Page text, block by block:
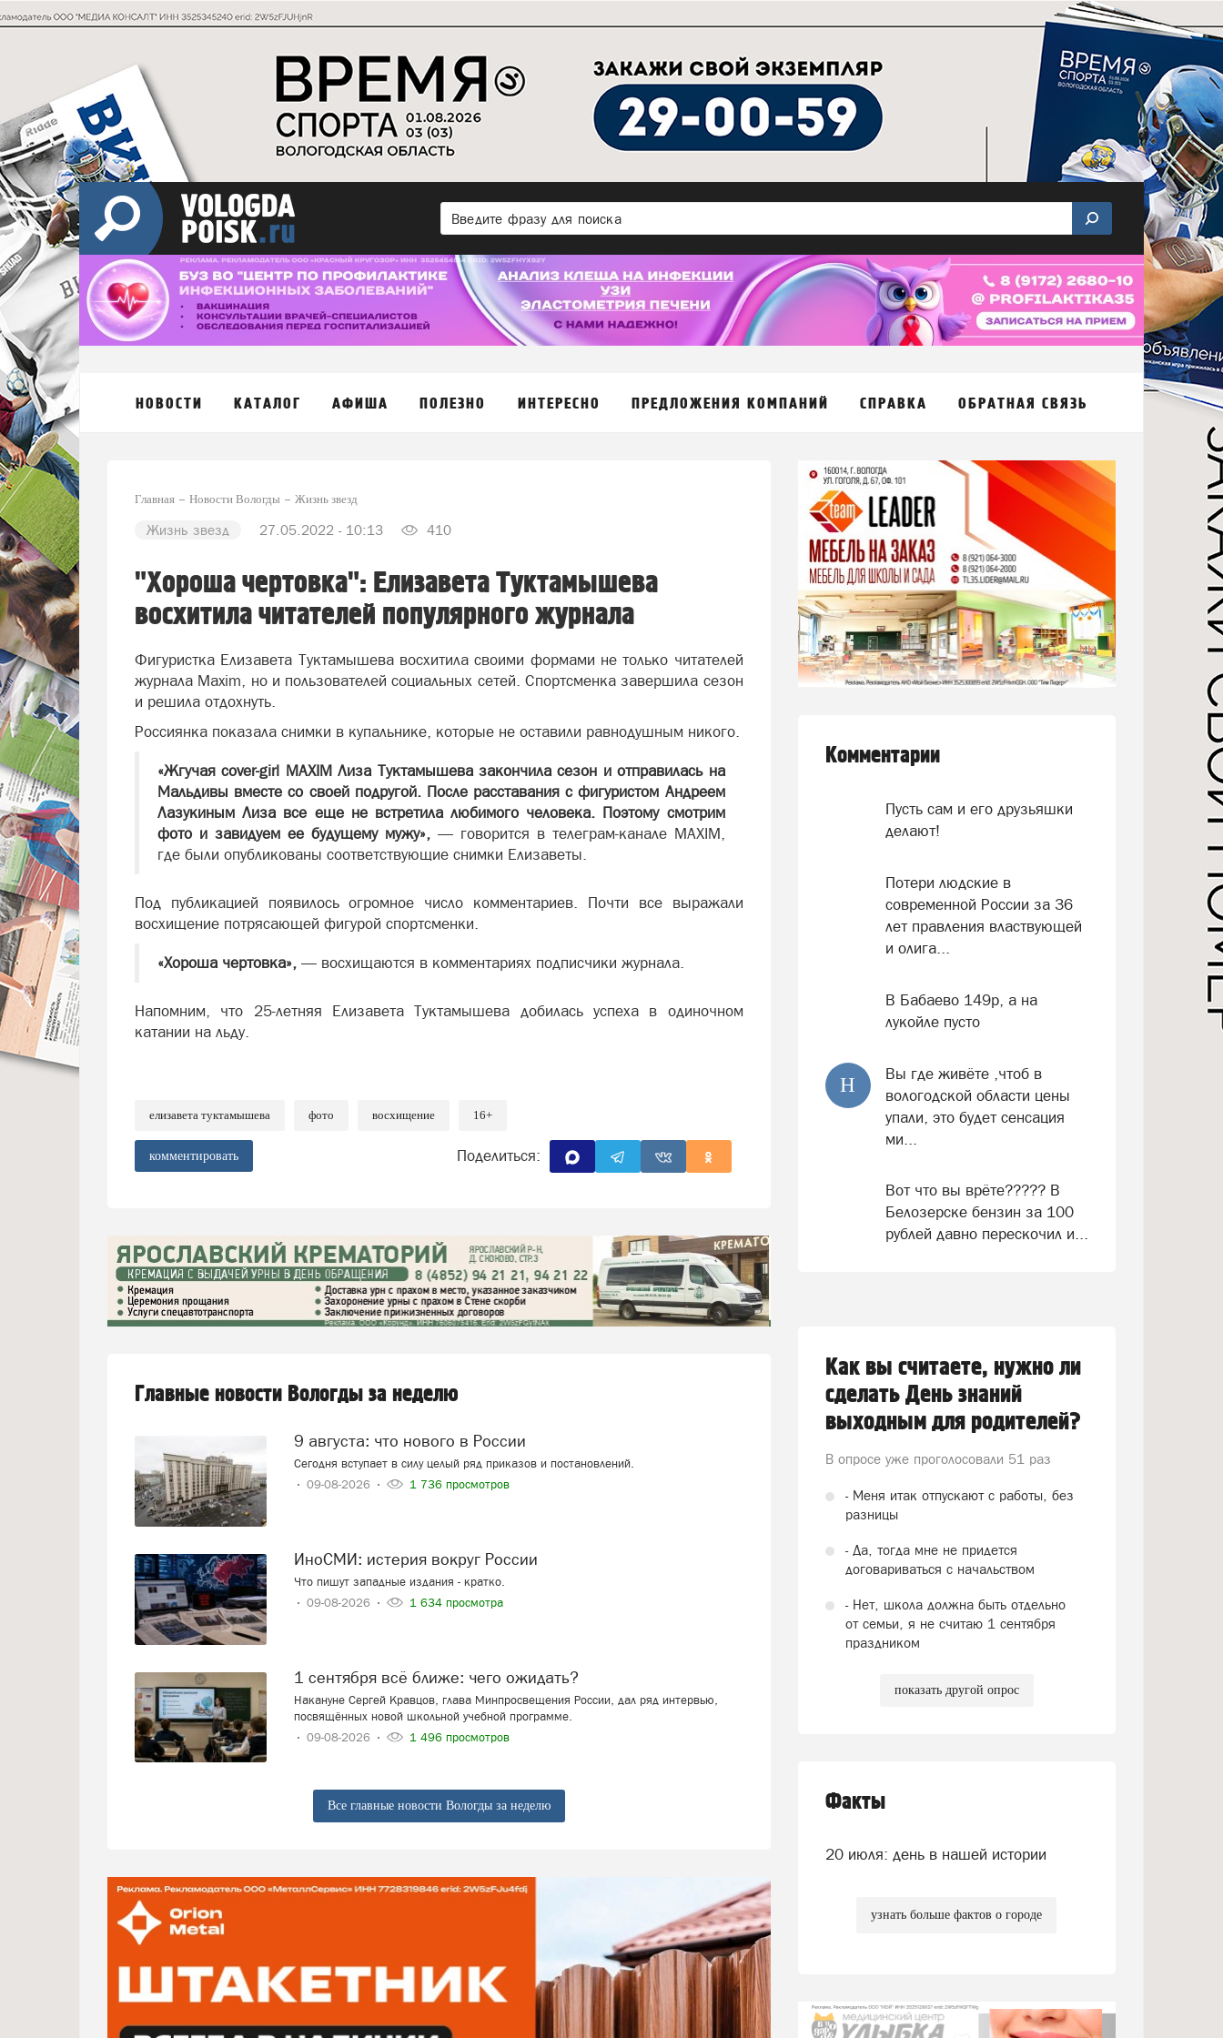
НОВОСТИ КАТАЛОГ АФИША ПОЛЕЗНО ИНТЕРЕСНО ПРЕДЛОЖЕНИЯ КОМПАНИЙ СПРАВКА ОБРАТНАЯ СВЯЗЬ
Главная Новости Вологды Жизнь звезд
Жизнь звезд 27.05.2022 - 10:13 410
"Хороша чертовка": Елизавета Туктамышева
восхитила читателей популярного журнала
Фигуристка Елизавета Туктамышева восхитила своими формами не только читателей
журнала Maxim, но и пользователей социальных сетей. Спортсменка завершила сезон
и решила отдохнуть.
Россиянка показала снимки в купальнике, которые не оставили равнодушным никого.
«Жгучая cover-girl MAXIM Лиза Туктамышева закончила сезон и отправилась на
Мальдивы вместе со своей подругой. После расставания с фигуристом Андреем
Лазукиным Лиза все еще не встретила любимого человека. Поэтому смотрим
фото и завидуем ее будущему мужу»,— говорится в телеграм-канале MAXIM,
где были опубликованы соответствующие снимки Елизаветы.
Под публикацией появилось огромное число комментариев. Почти все выражали
восхищение потрясающей фигурой спортсменки.
«Хороша чертовка», — восхищаются в комментариях подписчики журнала.
Напомним, что 25-летняя Елизавета Туктамышева добилась успеха в одиночном
катании на льду.
елизавета туктамышева фото восхищение 16+
комментировать Поделиться:
Главные новости Вологды за неделю
9 августа: что нового в России
Сегодня вступает в силу целый ряд приказов и постановлений.
09-08-2026
1 736 просмотров
ИноСМИ: истерия вокруг России
Что пишут западные издания - кратко.
09-08-2026
1 634 просмотра
1 сентября всё ближе: чего ожидать?
Накануне Сергей Кравцов, глава Минпросвещения России, дал ряд интервью,
посвящённых новой школьной учебной программе.
09-08-2026
1 496 просмотров
Все главные новости Вологды за неделю
Комментарии
Пусть сам и его друзьяшки
делают!
Потери людские в
современной России за 36
лет правления властвующей
и олига...
В Бабаево 149р, а на
лукойле пусто
Н
Вы где живёте ,чтоб в
вологодской области цены
упали, это будет сенсация
ми...
Вот что вы врёте????? В
Белозерске бензин за 100
рублей давно перескочил и...
Как вы считаете, нужно ли
сделать День знаний
выходным для родителей?
В опросе уже проголосовали 51 раз
- Меня итак отпускают с работы, без
разницы
- Да, тогда мне не придется
договариваться с начальством
- Нет, школа должна быть отдельно
от семьи, я не считаю 1 сентября
праздником
показать другой опрос
Факты
20 июля: день в нашей истории
узнать больше фактов о городе